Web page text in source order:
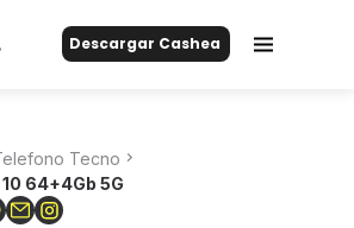
Descargar Cashea
Tecno
64+4Gb 5G